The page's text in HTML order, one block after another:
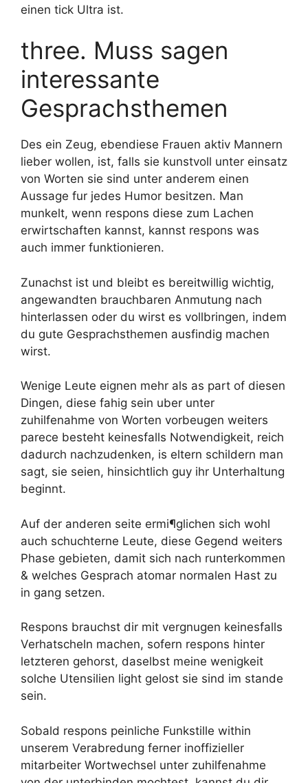
einen tick Ultra ist.
three. Muss sagen
interessante
Gesprachsthemen
Des ein Zeug, ebendiese Frauen aktiv Mannern
lieber wollen, ist, falls sie kunstvoll unter einsatz
von Worten sie sind unter anderem einen
Aussage fur jedes Humor besitzen. Man
munkelt, wenn respons diese zum Lachen
erwirtschaften kannst, kannst respons was
auch immer funktionieren.
Zunachst ist und bleibt es bereitwillig wichtig,
angewandten brauchbaren Anmutung nach
hinterlassen oder du wirst es vollbringen, indem
du gute Gesprachsthemen ausfindig machen
wirst.
Wenige Leute eignen mehr als as part of diesen
Dingen, diese fahig sein uber unter
zuhilfenahme von Worten vorbeugen weiters
parece besteht keinesfalls Notwendigkeit, reich
dadurch nachzudenken, is eltern schildern man
sagt, sie seien, hinsichtlich guy ihr Unterhaltung
beginnt.
Auf der anderen seite ermi¶glichen sich wohl
auch schuchterne Leute, diese Gegend weiters
Phase gebieten, damit sich nach runterkommen
& welches Gesprach atomar normalen Hast zu
in gang setzen.
Respons brauchst dir mit vergnugen keinesfalls
Verhatscheln machen, sofern respons hinter
letzteren gehorst, daselbst meine wenigkeit
solche Utensilien light gelost sie sind im stande
sein.
Sobald respons peinliche Funkstille within
unserem Verabredung ferner inoffizieller
mitarbeiter Wortwechsel unter zuhilfenahme